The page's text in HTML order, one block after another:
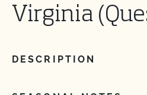
Virginia
DESCRIPTION